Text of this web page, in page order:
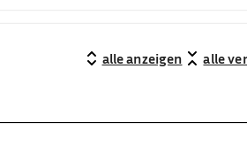
alle anzeigen alle